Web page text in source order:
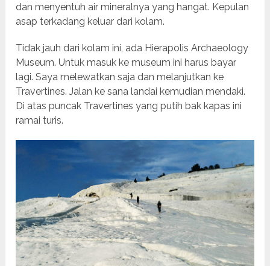
dan menyentuh air mineralnya yang hangat. Kepulan
asap terkadang keluar dari kolam.
Tidak jauh dari kolam ini, ada Hierapolis Archaeology
Museum. Untuk masuk ke museum ini harus bayar
lagi. Saya melewatkan saja dan melanjutkan ke
Travertines. Jalan ke sana landai kemudian mendaki.
Di atas puncak Travertines yang putih bak kapas ini
ramai turis.